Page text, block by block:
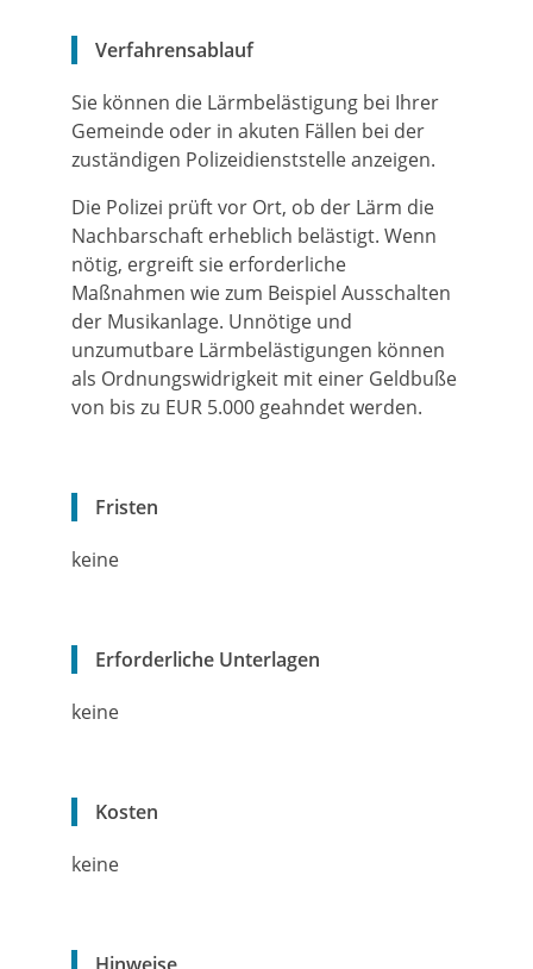
Verfahrensablauf
Sie können die Lärmbelästigung bei Ihrer
Gemeinde oder in akuten Fällen bei der
zuständigen Polizeidienststelle anzeigen.
Die Polizei prüft vor Ort, ob der Lärm die
Nachbarschaft erheblich belästigt. Wenn
nötig, ergreift sie erforderliche
Maßnahmen wie zum Beispiel Ausschalten
der Musikanlage. Unnötige und
unzumutbare Lärmbelästigungen können
als Ordnungswidrigkeit mit einer Geldbuße
von bis zu EUR 5.000 geahndet werden.
Fristen
keine
Erforderliche Unterlagen
keine
Kosten
keine